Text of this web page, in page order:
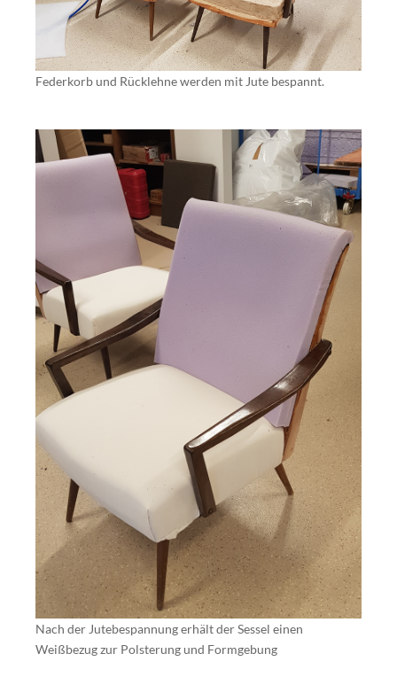
Federkorb und Rücklehne werden mit Jute bespannt.
Nach der Jutebespannung erhält der Sessel einen
Weißbezug zur Polsterung und Formgebung